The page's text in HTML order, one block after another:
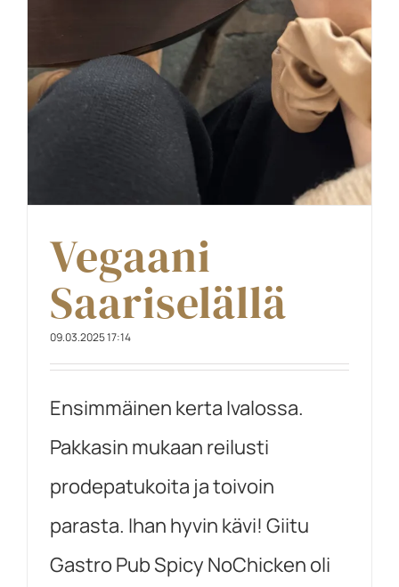
Vegaani
Saariselällä
09.03.2025 17:14
Ensimmäinen kerta Ivalossa.
Pakkasin mukaan reilusti
prodepatukoita ja toivoin
parasta. Ihan hyvin kävi! Giitu
Gastro Pub Spicy NoChicken oli